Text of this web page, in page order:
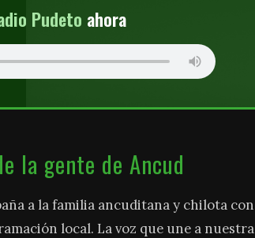
Pudeto ahora
la gente de Ancud
a la familia ancuditana y chilota con
local. La voz que une a nuestra